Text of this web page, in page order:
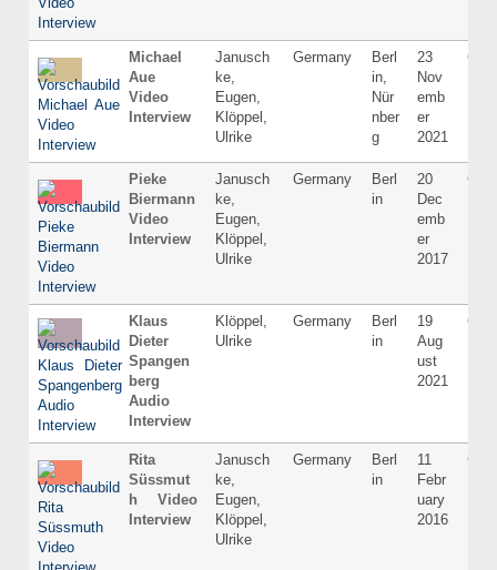
Michael
Aue
Video
Interview
Janusch
ke,
Eugen,
Klöppel,
Ulrike
Germany
Berl
in,
Nür
nber
g
23
Nov
emb
er
2021
Pieke
Biermann
Video
Interview
Janusch
ke,
Eugen,
Klöppel,
Ulrike
Germany
Berl
in
20
Dec
emb
er
2017
Klaus
Dieter
Spangen
berg
Audio
Interview
Klöppel,
Ulrike
Germany
Berl
in
19
Aug
ust
2021
Rita
Süssmut
h Video
Interview
Janusch
ke,
Eugen,
Klöppel,
Ulrike
Germany
Berl
in
11
Febr
uary
2016